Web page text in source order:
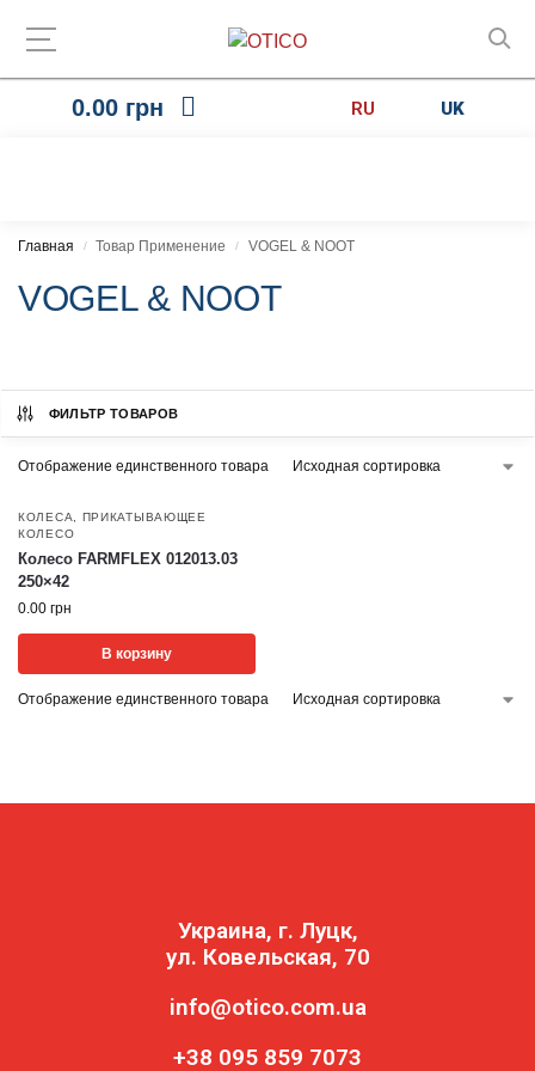
0.00 грн RU UK
Главная / Товар Применение / VOGEL & NOOT
VOGEL & NOOT
ФИЛЬТР ТОВАРОВ
Отображение единственного товара
КОЛЕСА
ПРИКАТЫВАЮЩЕЕ
КОЛЕСО
Колесо FARMFLEX 012013.03
250×42
0.00 грн
В корзину
Отображение единственного товара
Украина, г. Луцк,
ул. Ковельская, 70
info@otico.com.ua
+38 095 859 7073